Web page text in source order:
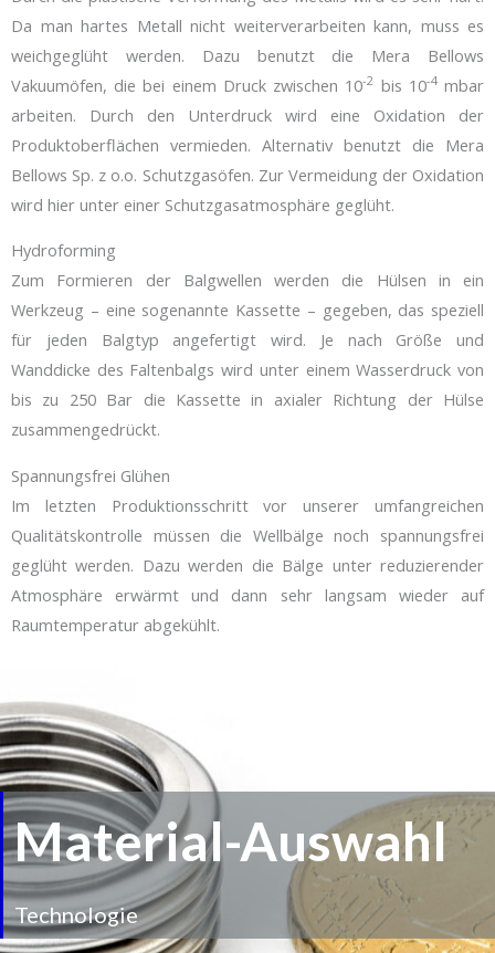
Da man hartes Metall nicht weiterverarbeiten kann, muss es
weichgeglüht werden. Dazu benutzt die Mera Bellows
Vakuumöfen, die bei einem Druck zwischen 10-2 bis 10-4mbar
arbeiten. Durch den Unterdruck wird eine Oxidation der
Produktoberflächen vermieden. Alternativ benutzt die Mera
Bellows Sp. z o.o. Schutzgasöfen. Zur Vermeidung der Oxidation
wird hier unter einer Schutzgasatmosphäre geglüht.
Hydroforming
Zum Formieren der Balgwellen werden die Hülsen in ein
Werkzeug – eine sogenannte Kassette – gegeben, das speziell
für jeden Balgtyp angefertigt wird. Je nach Größe und
Wanddicke des Faltenbalgs wird unter einem Wasserdruck von
bis zu 250 Bar die Kassette in axialer Richtung der Hülse
zusammengedrückt.
Spannungsfrei Glühen
Im letzten Produktionsschritt vor unserer umfangreichen
Qualitätskontrolle müssen die Wellbälge noch spannungsfrei
geglüht werden. Dazu werden die Bälge unter reduzierender
Atmosphäre erwärmt und dann sehr langsam wieder auf
Raumtemperatur abgekühlt.
Material-Auswahl
Technologie